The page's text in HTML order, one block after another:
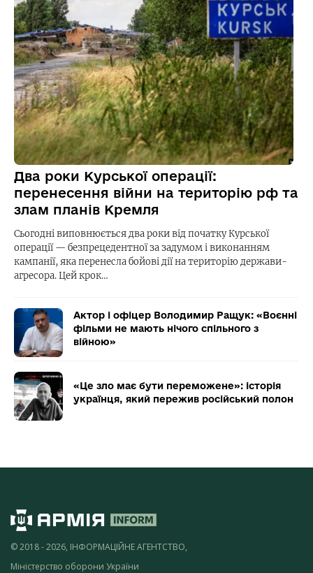
Два роки Курської операції:
перенесення війни на територію рф та
злам планів Кремля
Сьогодні виповнюється два роки від початку Курської
операції — безпрецедентної за задумом і виконанням
кампанії, яка перенесла бойові дії на територію держави-
агресора. Цей крок…
Актор і офіцер Володимир Ращук: «Воєнні
фільми не мають нічого спільного з
війною»
«Це зло має бути переможене»: історія
українця, який пережив російський полон
© 2018 - 2026, ІНФОРМАЦІЙНЕ АГЕНТСТВО,
Міністерство оборони України